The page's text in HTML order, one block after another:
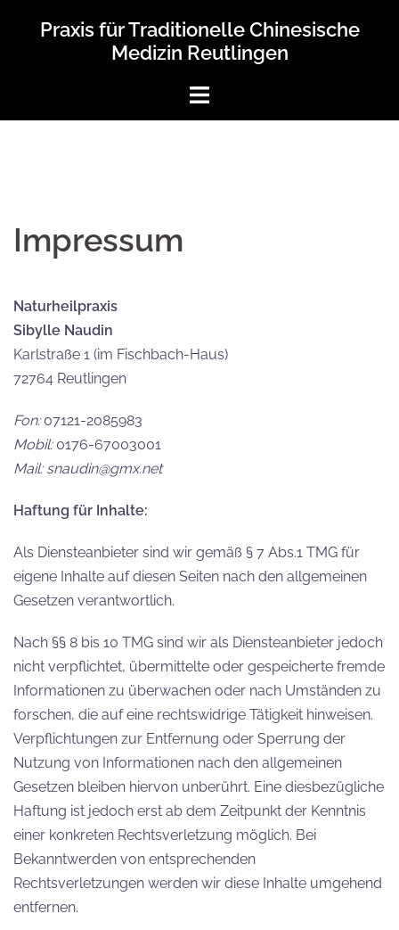
Praxis für Traditionelle Chinesische
Medizin Reutlingen
Impressum
Naturheilpraxis
Sibylle Naudin
Karlstraße 1 (im Fischbach-Haus)
72764 Reutlingen
Fon:07121-2085983
Mobil:0176-67003001
Mail: snaudin@gmx.net
Haftung für Inhalte:
Als Diensteanbieter sind wir gemäß § 7 Abs.1 TMG für
eigene Inhalte auf diesen Seiten nach den allgemeinen
Gesetzen verantwortlich.
Nach §§ 8 bis 10 TMG sind wir als Diensteanbieter jedoch
nicht verpflichtet, übermittelte oder gespeicherte fremde
Informationen zu überwachen oder nach Umständen zu
forschen, die auf eine rechtswidrige Tätigkeit hinweisen.
Verpflichtungen zur Entfernung oder Sperrung der
Nutzung von Informationen nach den allgemeinen
Gesetzen bleiben hiervon unberührt. Eine diesbezügliche
Haftung ist jedoch erst ab dem Zeitpunkt der Kenntnis
einer konkreten Rechtsverletzung möglich. Bei
Bekanntwerden von entsprechenden
Rechtsverletzungen werden wir diese Inhalte umgehend
entfernen.